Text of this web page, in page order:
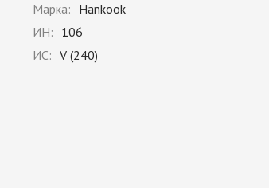
Марка: Hankook
ИН: 106
ИС: V (240)